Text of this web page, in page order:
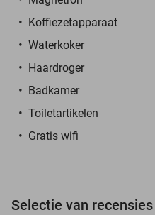
Koffiezetapparaat
Waterkoker
Haardroger
Badkamer
Toiletartikelen
Gratis wifi
Selectie van recensies